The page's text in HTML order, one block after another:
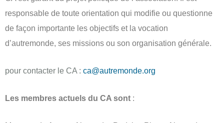
responsable de toute orientation qui modifie ou questionne
de façon importante les objectifs et la vocation
d’autremonde, ses missions ou son organisation générale.
pour contacter le CA : ca@autremonde.org
Les membres actuels du CA sont :